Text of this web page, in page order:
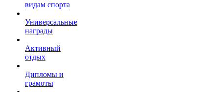
видам спорта
Универсальные
награды
Активный
отдых
Дипломы и
грамоты